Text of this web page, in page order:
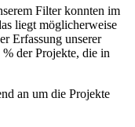
Filter konnten im
liegt möglicherweise
Erfassung unserer
der Projekte, die in
an um die Projekte